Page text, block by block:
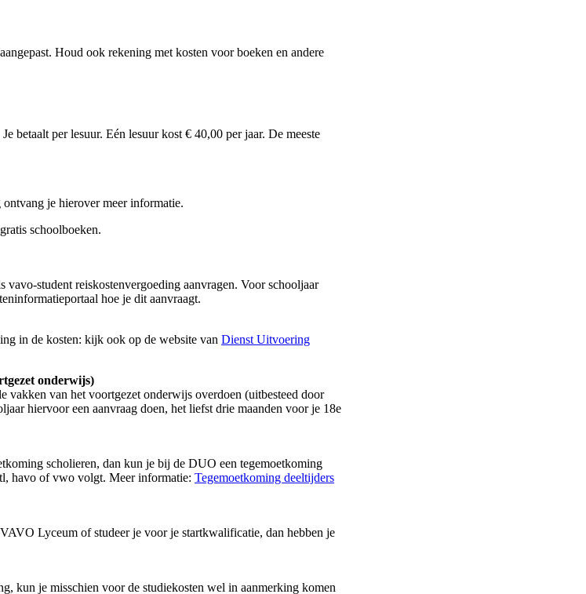
Houd ook rekening met kosten voor boeken en andere
betaalt per lesuur. Eén lesuur kost € 40,00 per jaar. De meeste
je hierover meer informatie.
schoolboeken.
student reiskostenvergoeding aanvragen. Voor schooljaar
hoe je dit aanvraagt.
in de kosten: kijk ook op de website van Dienst Uitvoering
onderwijs)
van het voortgezet onderwijs overdoen (uitbesteed door
hiervoor een aanvraag doen, het liefst drie maanden voor je 18e
scholieren, dan kun je bij de DUO een tegemoetkoming
havo of vwo volgt. Meer informatie: Tegemoetkoming deeltijders
Lyceum of studeer je voor je startkwalificatie, dan hebben je
kun je misschien voor de studiekosten wel in aanmerking komen